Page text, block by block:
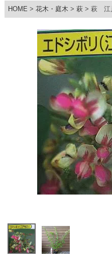
HOME 花木・庭木 萩 萩 江